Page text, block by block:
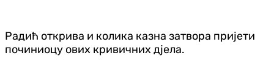
Радић открива и колика казна затвора пријети
починиоцу ових кривичних дјела.